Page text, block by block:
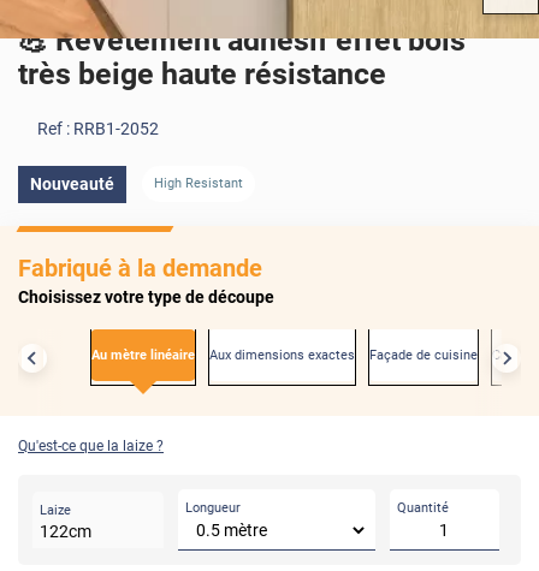
💪 Revêtement adhésif effet bois
très beige haute résistance
Ref : RRB1-2052
Nouveauté High Resistant
Fabriqué à la demande
Choisissez votre type de découpe
Au mètre linéaire Aux dimensions exactes Façade de cuisine
Qu'est-ce que la laize ?
Laize
122cm
Longueur Quantité